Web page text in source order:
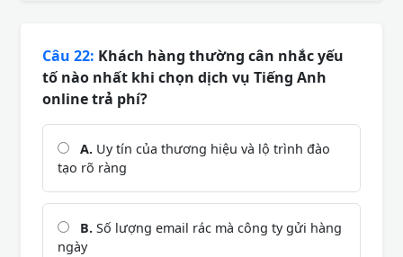
Câu 22: Khách hàng thường cân nhắc yếu
tố nào nhất khi chọn dịch vụ Tiếng Anh
online trả phí?
A. Uy tín của thương hiệu và lộ trình đào
tạo rõ ràng
B. Số lượng email rác mà công ty gửi hàng
ngày